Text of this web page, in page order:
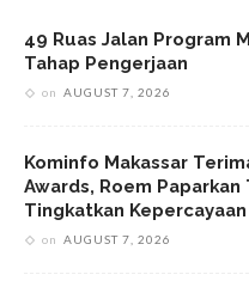
49 Ruas Jalan Program
Tahap Pengerjaan
on AUGUST 7, 2026
Kominfo Makassar
Awards, Roem
Tingkatkan
on AUGUST 7, 2026